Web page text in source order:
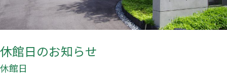
休館日のお知らせ
休館日
せ